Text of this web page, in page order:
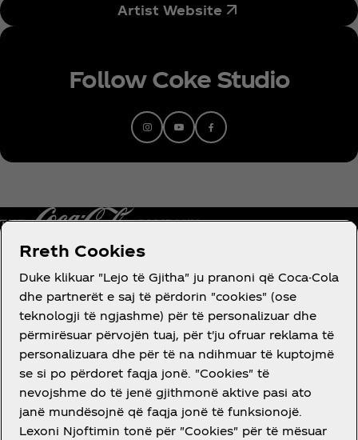
thyejnë rekorde në çdo hap dhe kanë zënë vend
në mesin e grupeve më të rëndësishme të rokut në
milionë kopje albumesh, 55 milionë kopje këngësh
digjitale dhe 110 miliardë transmetime, ata shquhen
certifikuara me "Diamond" nga RIIA ”, përkatësisht
“Radioactive” (14x me "Platinum"), “Believer” (10x
me "Platinum"), “Demons” (10x me "Platinum") dhe
Artist Website
Follow Coke Studio
RRETH NESH
DO NDIHMË?
Rreth Cookies
Duke klikuar "Lejo të Gjitha" ju pranoni që Coca-Cola
dhe partnerët e saj të përdorin "cookies" (ose
teknologji të ngjashme) për të personalizuar dhe
përmirësuar përvojën tuaj, për t'ju ofruar reklama të
personalizuara dhe për të na ndihmuar të kuptojmë
se si po përdoret faqja jonë. "Cookies" të
nevojshme do të jenë gjithmonë aktive pasi ato
janë mundësojnë që faqja jonë të funksionojë.
Lexoni Njoftimin tonë për "Cookies" për të mësuar